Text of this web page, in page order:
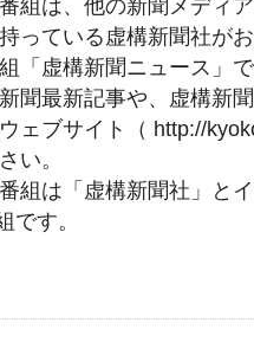
組は、他の新聞メディ
っている虚構新聞社が
「虚構新聞ニュース」
聞最新記事や、虚構新
ェブサイト（ http://
い。
組は「虚構新聞社」と
です。